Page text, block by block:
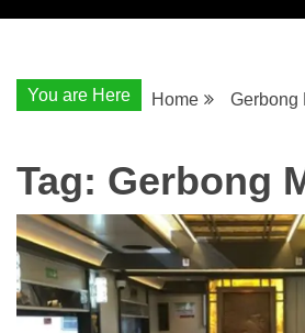
You are Here Home Gerbong
Tag: Gerbong